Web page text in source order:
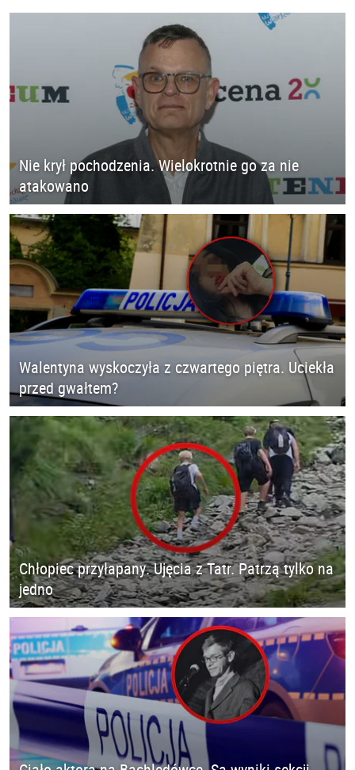
Nie krył pochodzenia. Wielokrotnie go za nie
atakowano
Walentyna wyskoczyła z czwartego piętra. Uciekła
przed gwałtem?
Chłopiec przyłapany. Ujęcia z Tatr. Patrzą tylko na
jedno